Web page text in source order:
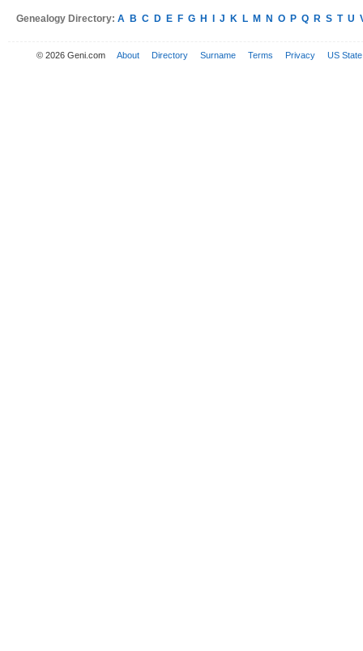
Genealogy Directory: A B C D E F G H J K L M N O P Q R S T U
© 2026 Geni.com About Directory Surname Terms Privacy US